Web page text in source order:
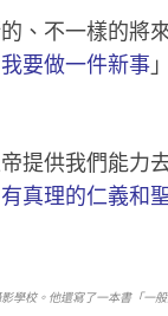
、不一樣的將
要做一件新事
提供我們能力
真理的仁義和
學校。他還寫了一本書「一